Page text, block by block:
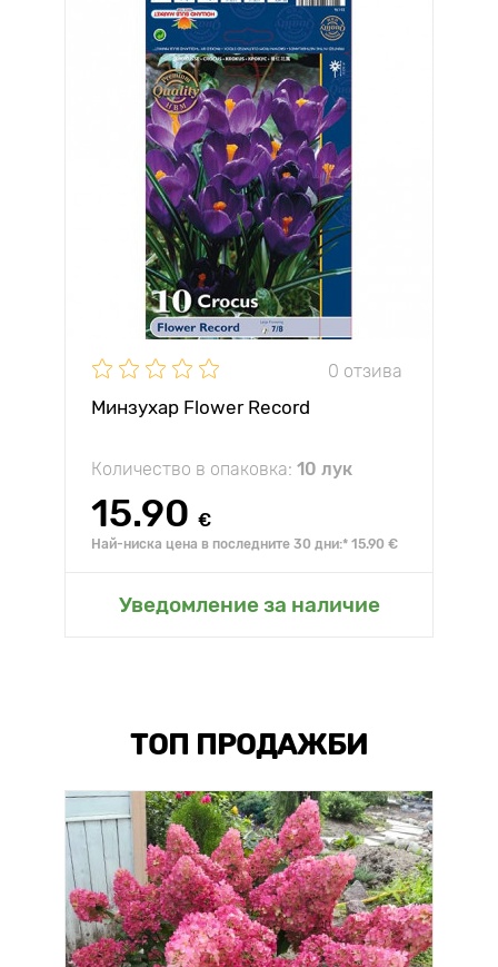
0 отзива
Минзухар Flower Record
Количество в опаковка: 10 лук
15.90 €
Най-ниска цена в последните 30 дни:* 15.90 €
Уведомление за наличие
ТОП ПРОДАЖБИ